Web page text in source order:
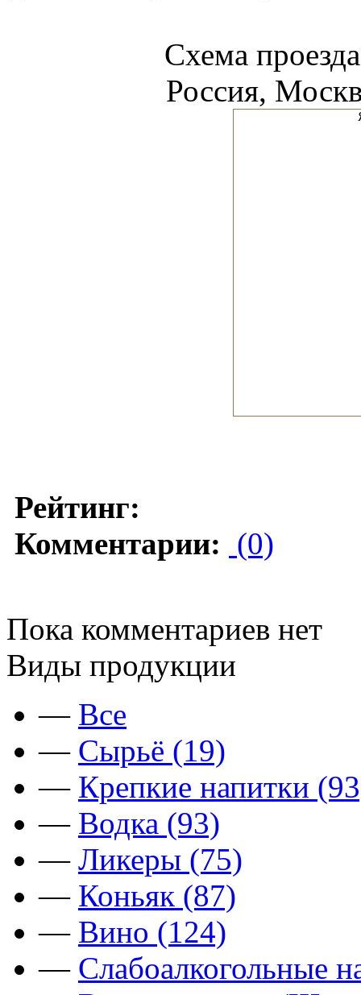
Схема
Россия,
Рейтинг:
Комментарии: (0)
Пока комментариев нет
Виды продукции
— Все
— Сырьё (19)
— Крепкие напитки
— Водка (93)
— Ликеры (75)
— Коньяк (87)
— Вино (124)
— Слабоалкогольные